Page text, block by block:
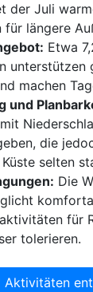
der Juli
für längere
Etwa
unterstützen
machen
und
die
selten
Die
für
tolerieren.
Aktivitäten